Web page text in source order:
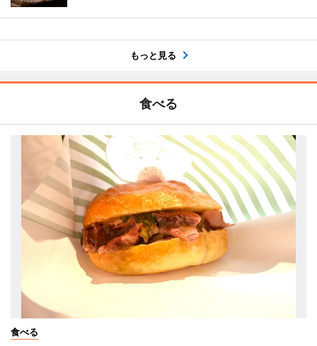
もっと見る
食べる
食べる